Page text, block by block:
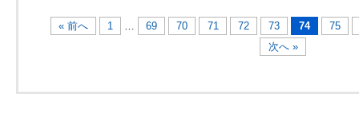
« 前へ 1 … 69 70 71 72 73 74
75
次へ »